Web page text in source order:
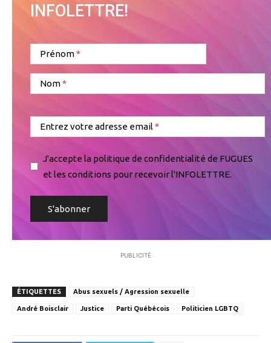
INFOLETTRE!
Prénom
Nom
Entrez votre adresse email
J'accepte la politique de confidentialité de FUGUES
et les conditions pour recevoir l'INFOLETTRE.
PUBLICITÉ
ÉTIQUETTES Abus sexuels / Agression sexuelle
André Boisclair Justice Parti Québécois Politicien LGBTQ